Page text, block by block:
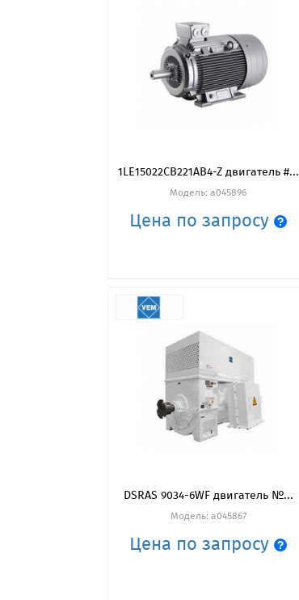
1LE15022CB221AB4-Z двигатель #...
Модель: a045896
Цена по запросу
DSRAS 9034-6WF двигатель №...
Модель: a045867
Цена по запросу